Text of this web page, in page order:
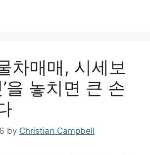
차매매, 시세보
’을 놓치면 큰 손
by Christian Campbell